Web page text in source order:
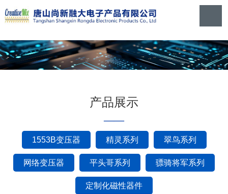
产品展示
——
1553B变压器 精灵系列 翠鸟系列
网络变压器 平头哥系列 骠骑将军系列
定制化磁性器件